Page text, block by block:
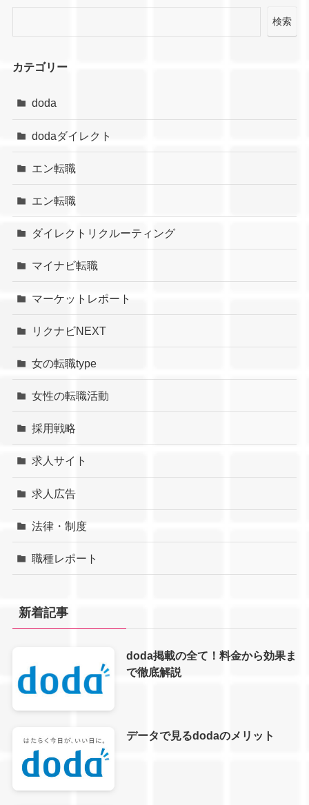
検索
カテゴリー
doda
dodaダイレクト
エン転職
エン転職
ダイレクトリクルーティング
マイナビ転職
マーケットレポート
リクナビNEXT
女の転職type
女性の転職活動
採用戦略
求人サイト
求人広告
法律・制度
職種レポート
新着記事
doda掲載の全て！料金から効果ま
で徹底解説
データで見るdodaのメリット